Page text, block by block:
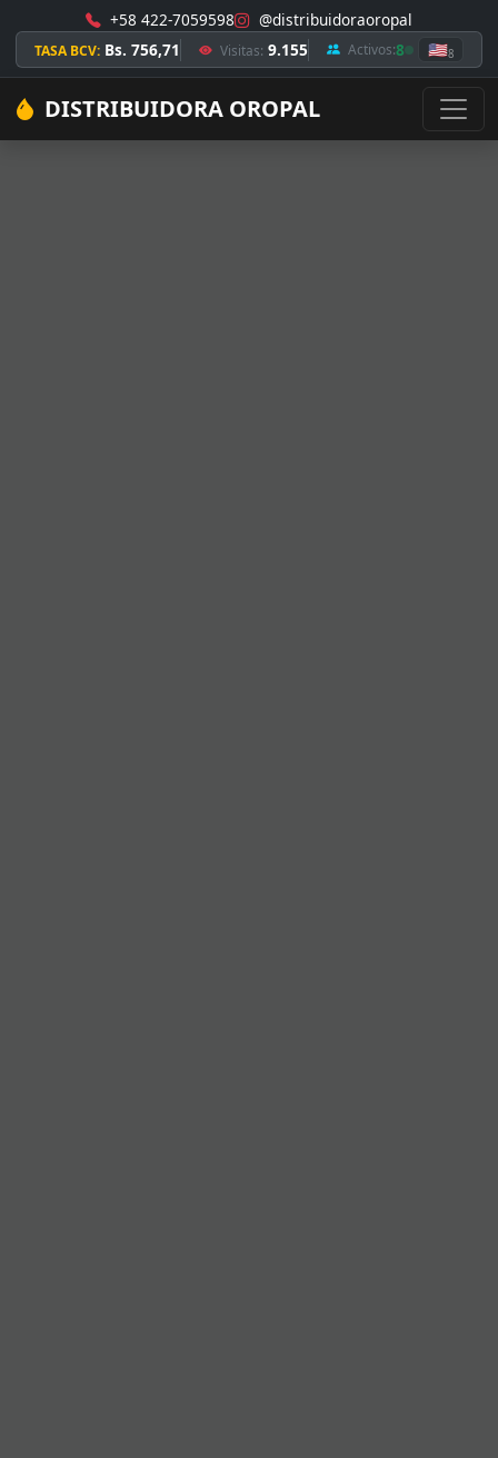
+58 422-7059598 @distribuidoraoropal
TASA BCV: Bs. 756,71 Visitas: 9.155 Activos:8 🇺🇸8
DISTRIBUIDORA OROPAL